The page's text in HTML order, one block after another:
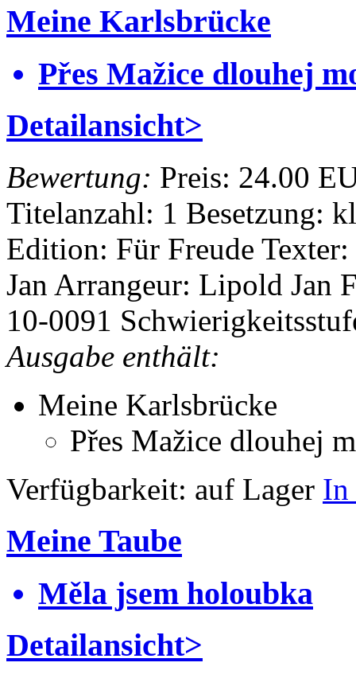
Meine Karlsbrücke
Přes Mažice dlouhej
Detailansicht>
Bewertung: Preis: 24.00
Titelanzahl: 1 Besetzung:
Edition: Für Freude
Jan Arrangeur: Lipold Jan
10-0091
Ausgabe enthält:
Meine Karlsbrücke
Přes Mažice dlouhej
Verfügbarkeit: auf Lager In
Meine Taube
Měla jsem holoubka
Detailansicht>